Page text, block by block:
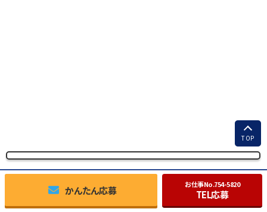
お仕事No.754-5820
TEL応募
かんたん応募
TOP